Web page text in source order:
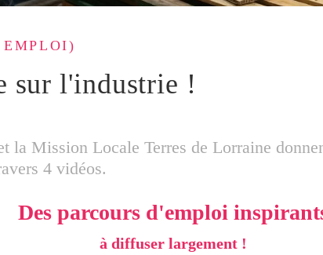
sur l'industrie !
la Mission Locale Terres de Lorraine
4 vidéos.
Des parcours d'emploi
à diffuser largement !